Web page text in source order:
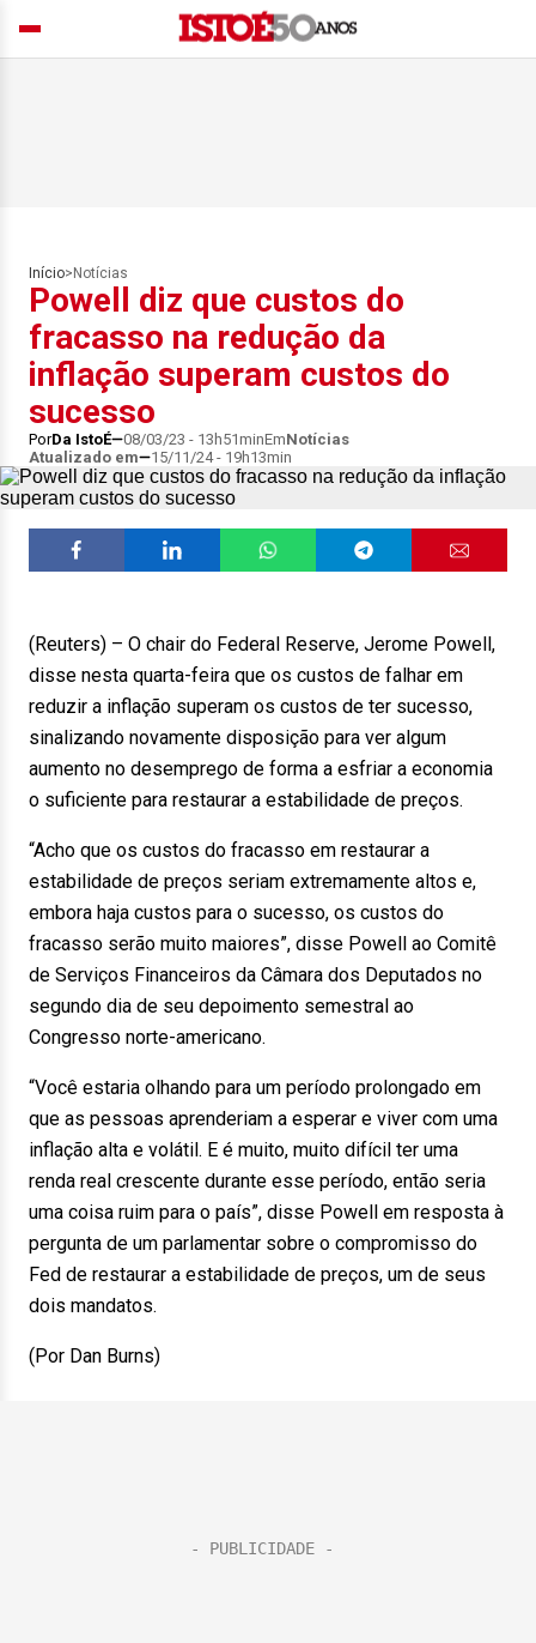
Início> Notícias
Powell diz que custos do
fracasso na redução da
inflação superam custos do
sucesso
PorDa IstoÉ 08/03/23 - 13h51minEmNotícias
Atualizado em
15/11/24 - 19h13min
(Reuters) – O chair do Federal Reserve, Jerome Powell,
disse nesta quarta-feira que os custos de falhar em
reduzir a inflação superam os custos de ter sucesso,
sinalizando novamente disposição para ver algum
aumento no desemprego de forma a esfriar a economia
o suficiente para restaurar a estabilidade de preços.
“Acho que os custos do fracasso em restaurar a
estabilidade de preços seriam extremamente altos e,
embora haja custos para o sucesso, os custos do
fracasso serão muito maiores”, disse Powell ao Comitê
de Serviços Financeiros da Câmara dos Deputados no
segundo dia de seu depoimento semestral ao
Congresso norte-americano.
“Você estaria olhando para um período prolongado em
que as pessoas aprenderiam a esperar e viver com uma
inflação alta e volátil. E é muito, muito difícil ter uma
renda real crescente durante esse período, então seria
uma coisa ruim para o país”, disse Powell em resposta à
pergunta de um parlamentar sobre o compromisso do
Fed de restaurar a estabilidade de preços, um de seus
dois mandatos.
(Por Dan Burns)